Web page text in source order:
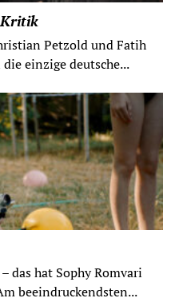
Kritik
Petzold und Fatih
einzige deutsche...
das hat Sophy Romvari
beeindruckendsten...